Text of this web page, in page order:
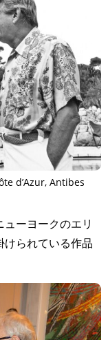
d’Azur, Antibes
ーヨークのエリ
けられている作品